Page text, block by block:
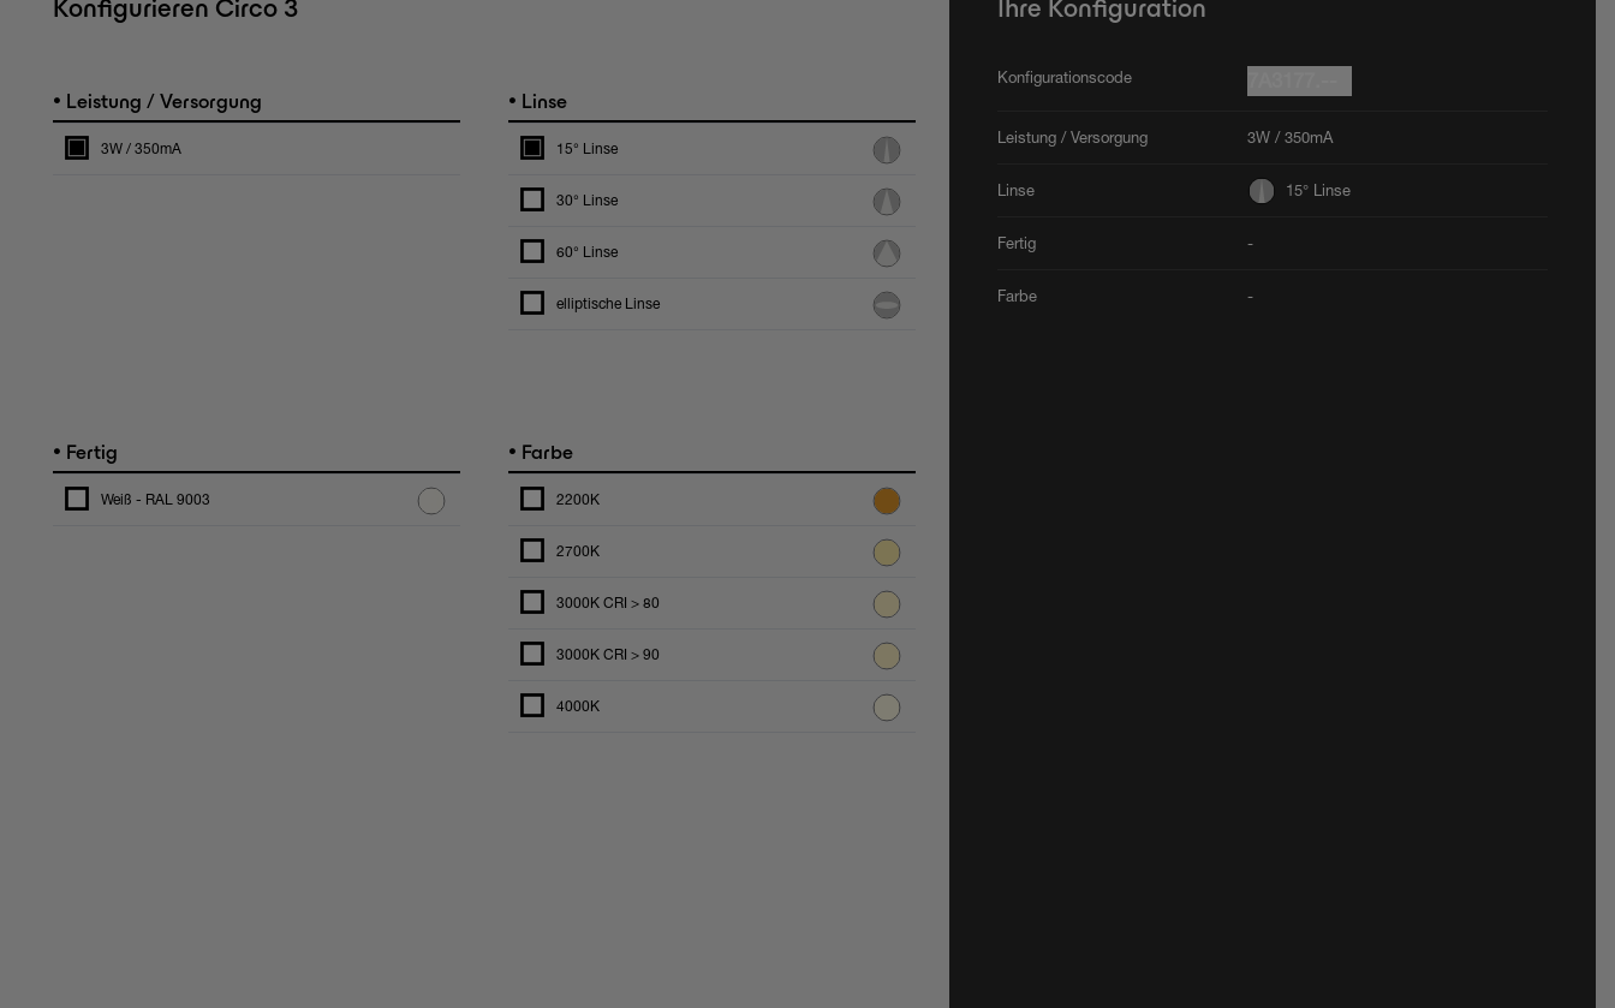
Konfigurieren Circo 3
• Leistung / Versorgung
3W / 350mA
• Linse
15° Linse
30° Linse
60° Linse
elliptische Linse
• Fertig
Weiß - RAL 9003
• Farbe
2200K
2700K
3000K CRI > 80
3000K CRI > 90
4000K
Ihre Konfiguration
Konfigurationscode
Leistung / Versorgung 3W / 350mA
Linse 15° Linse
Fertig -
Farbe -